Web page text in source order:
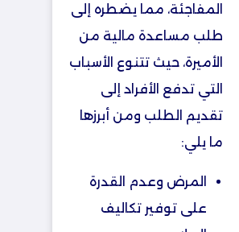
المفاجئة، مما يضطره إلى
طلب مساعدة مالية من
الأميرة، حيث تتنوع الأسباب
التي تدفع الأفراد إلى
تقديم الطلب ومن أبرزها
ما يلي:
المرض وعدم القدرة
على توفير تكاليف